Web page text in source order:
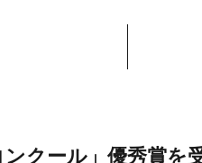
ンクール」優秀賞を